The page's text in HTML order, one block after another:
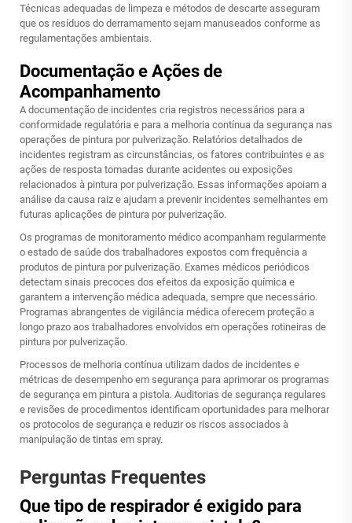
Técnicas adequadas de limpeza e métodos de descarte asseguram
que os resíduos do derramamento sejam manuseados conforme as
regulamentações ambientais.
Documentação e Ações de
Acompanhamento
A documentação de incidentes cria registros necessários para a
conformidade regulatória e para a melhoria contínua da segurança nas
operações de pintura por pulverização. Relatórios detalhados de
incidentes registram as circunstâncias, os fatores contribuintes e as
ações de resposta tomadas durante acidentes ou exposições
relacionados à pintura por pulverização. Essas informações apoiam a
análise da causa raiz e ajudam a prevenir incidentes semelhantes em
futuras aplicações de pintura por pulverização.
Os programas de monitoramento médico acompanham regularmente
o estado de saúde dos trabalhadores expostos com frequência a
produtos de pintura por pulverização. Exames médicos periódicos
detectam sinais precoces dos efeitos da exposição química e
garantem a intervenção médica adequada, sempre que necessário.
Programas abrangentes de vigilância médica oferecem proteção a
longo prazo aos trabalhadores envolvidos em operações rotineiras de
pintura por pulverização.
Processos de melhoria contínua utilizam dados de incidentes e
métricas de desempenho em segurança para aprimorar os programas
de segurança em pintura a pistola. Auditorias de segurança regulares
e revisões de procedimentos identificam oportunidades para melhorar
os protocolos de segurança e reduzir os riscos associados à
manipulação de tintas em spray.
Perguntas Frequentes
Que tipo de respirador é exigido para